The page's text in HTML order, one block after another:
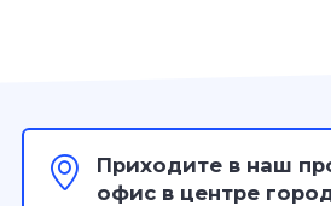
Приходите в наш
офис в центре